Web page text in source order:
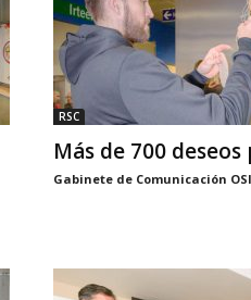
RSC
Más de 700 deseos
Gabinete de Comunicación OSI